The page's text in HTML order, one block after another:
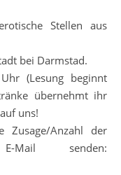
Stellen aus
bei Darmstad.
(Lesung beginnt
übernehmt ihr
uns!
Zusage/Anzahl der
senden: